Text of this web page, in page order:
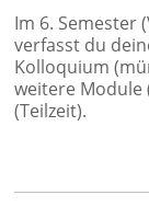
Im 6. Semester
verfasst du
Kolloquium
weitere Module
(Teilzeit).